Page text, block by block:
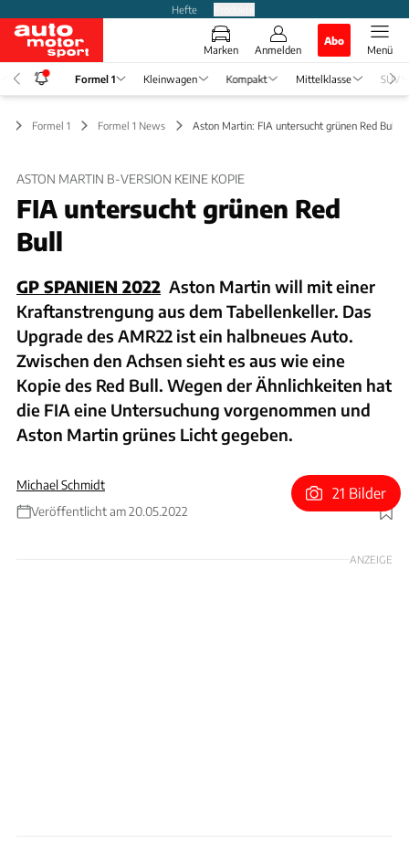
Hefte
Marken Anmelden
Abo
Menü
Formel 1 Kleinwagen Kompakt Mittelklasse SUV
Formel 1 Formel 1 News Aston Martin: FIA untersucht grünen Red Bull
ASTON MARTIN B-VERSION KEINE KOPIE
FIA untersucht grünen Red
Bull
GP SPANIEN 2022 Aston Martin will mit einer
Kraftanstrengung aus dem Tabellenkeller. Das
Upgrade des AMR22 ist ein halbneues Auto.
Zwischen den Achsen sieht es aus wie eine
Kopie des Red Bull. Wegen der Ähnlichkeiten hat
die FIA eine Untersuchung vorgenommen und
Aston Martin grünes Licht gegeben.
Michael Schmidt
Veröffentlicht am 20.05.2022
Foto: ams
21 Bilder
ANZEIGE